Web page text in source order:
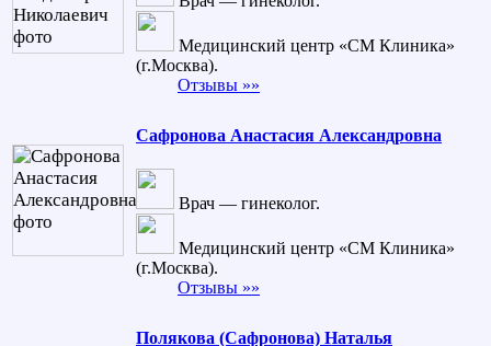
Медицинский центр «СМ Клиника»
(г.Москва).
Отзывы »»
Сафронова Анастасия Александровна
Врач — гинеколог.
Медицинский центр «СМ Клиника»
(г.Москва).
Отзывы »»
Полякова (Сафронова) Наталья